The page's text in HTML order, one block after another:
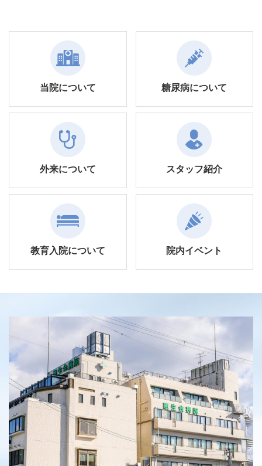
当院について 糖尿病について
外来について スタッフ紹介
教育入院について 院内イベント